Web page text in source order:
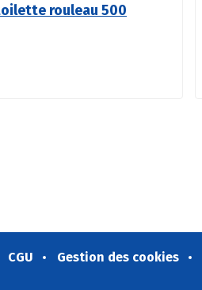
rouleau 500
CGU Gestion des cookies